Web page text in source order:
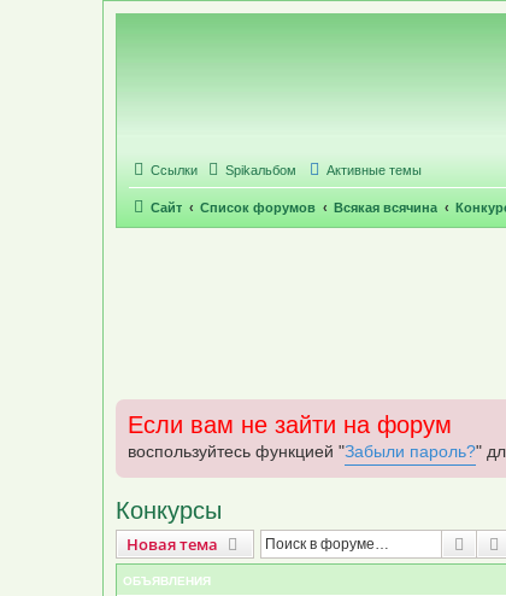
Ссылки Spikальбом Активные темы
Сайт Список форумов Всякая всячина
Если вам не зайти на форум
воспользуйтесь функцией "Забыли пароль?"
Конкурсы
Новая тема
Новаятема Поиск
ОБЪЯВЛЕНИЯ